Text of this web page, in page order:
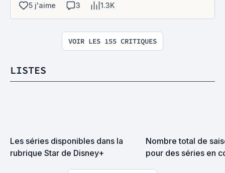
5 j'aime
3 1.3K
VOIR LES 155 CRITIQUES
LISTES
Les séries disponibles dans la
rubrique Star de Disney+
Nombre total de
pour des séries en